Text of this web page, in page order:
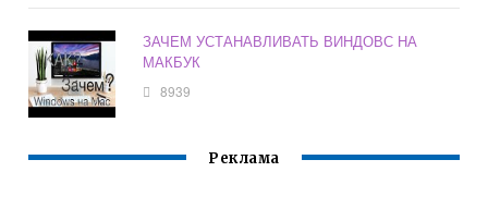
ЗАЧЕМ УСТАНАВЛИВАТЬ ВИНДОВС НА
МАКБУК
8939
Реклама